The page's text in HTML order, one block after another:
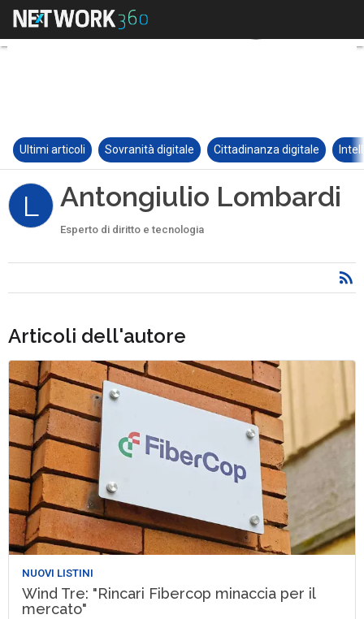
Ultimi articoli Sovranità digitale Cittadinanza digitale
L Antongiulio Lombardi
Esperto di diritto e tecnologia
Articoli dell'autore
NUOVI LISTINI
Wind Tre: "Rincari Fibercop minaccia per il
mercato"